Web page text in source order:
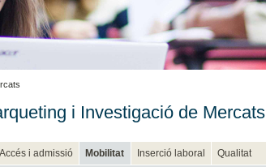
i Investigació de Mercats
Accés i admissió Mobilitat Inserció laboral Qualitat